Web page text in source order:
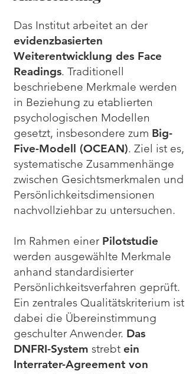
Das Institut arbeitet an der
evidenzbasierten
Weiterentwicklung des Face
Readings. Traditionell
beschriebene Merkmale werden
in Beziehung zu etablierten
psychologischen Modellen
gesetzt, insbesondere zum Big-
Five-Modell (OCEAN). Ziel ist es,
systematische Zusammenhänge
zwischen Gesichtsmerkmalen und
Persönlichkeitsdimensionen
nachvollziehbar zu untersuchen.
Im Rahmen einer Pilotstudie
werden ausgewählte Merkmale
anhand standardisierter
Persönlichkeitsverfahren geprüft.
Ein zentrales Qualitätskriterium ist
dabei die Übereinstimmung
geschulter Anwender. Das
DNFRI-System strebt ein
Interrater-Agreement von